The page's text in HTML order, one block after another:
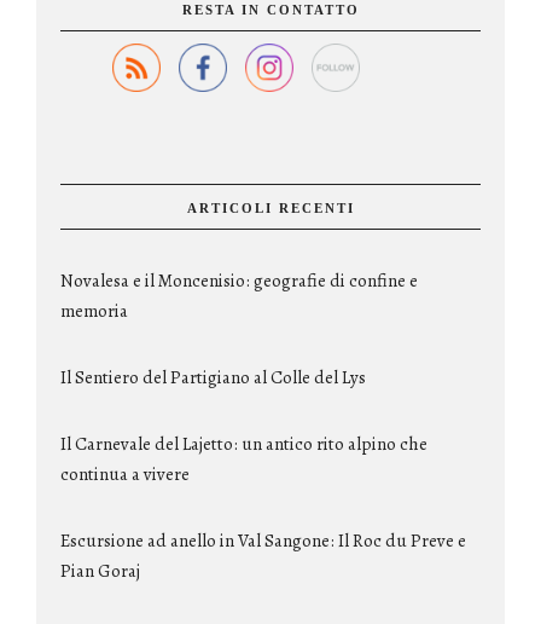
RESTA IN CONTATTO
ARTICOLI RECENTI
Novalesa e il Moncenisio: geografie di confine e
memoria
Il Sentiero del Partigiano al Colle del Lys
Il Carnevale del Lajetto: un antico rito alpino che
continua a vivere
Escursione ad anello in Val Sangone: Il Roc du Preve e
Pian Goraj